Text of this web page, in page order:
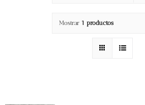
About
Tienda
Mostrar 1 productos